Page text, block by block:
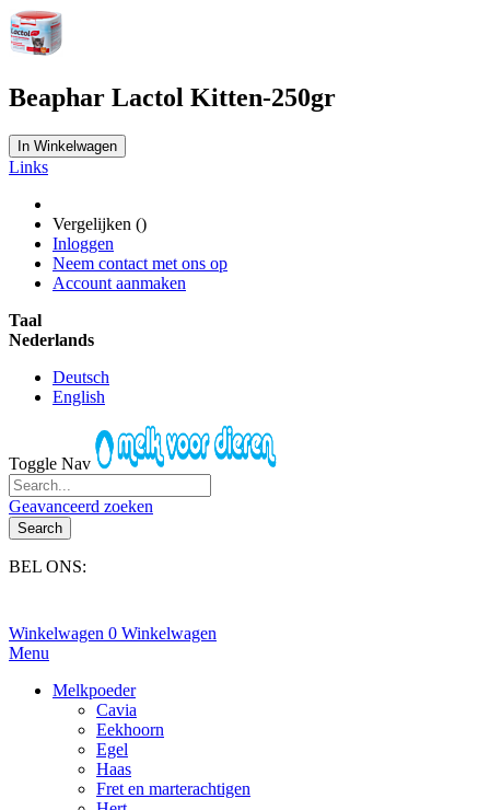
Beaphar Lactol Kitten-250gr
In Winkelwagen
Links
Vergelijken ()
Inloggen
Neem contact met ons op
Account aanmaken
Taal
Nederlands
Deutsch
English
Toggle Nav
Geavanceerd zoeken
Search
BEL ONS:
Winkelwagen 0 Winkelwagen
Menu
Melkpoeder
Cavia
Eekhoorn
Egel
Haas
Fret en marterachtigen